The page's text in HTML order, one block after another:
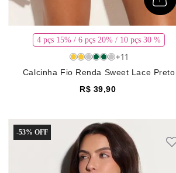
4 pçs 15% / 6 pçs 20% / 10 pçs 30 %
Calcinha Fio Renda Sweet Lace Preto
R$ 39,90
+11
-53%